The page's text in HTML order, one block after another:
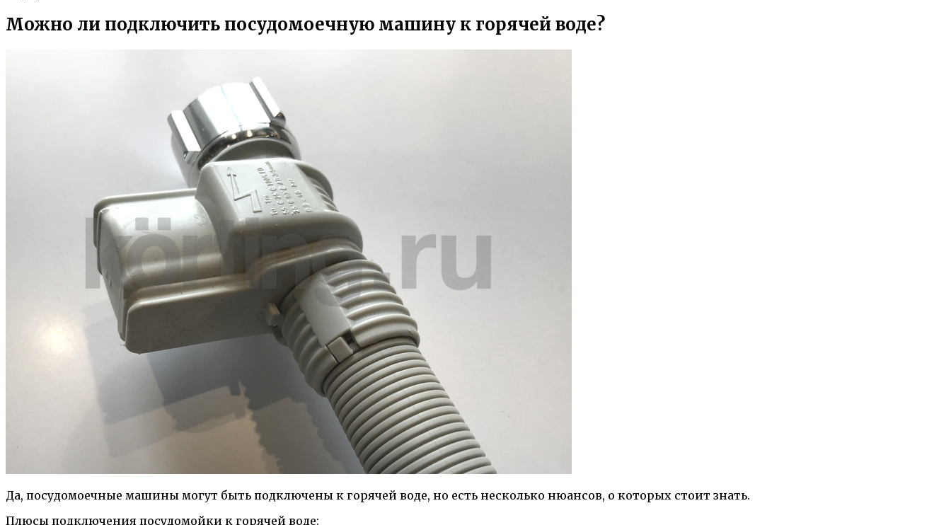
Можно ли подключить посудомоечную машину к горячей воде?
Да, посудомоечные машины могут быть подключены к горячей воде, но есть несколько нюансов, о которых стоит знать.
Плюсы подключения посудомойки к горячей воде: